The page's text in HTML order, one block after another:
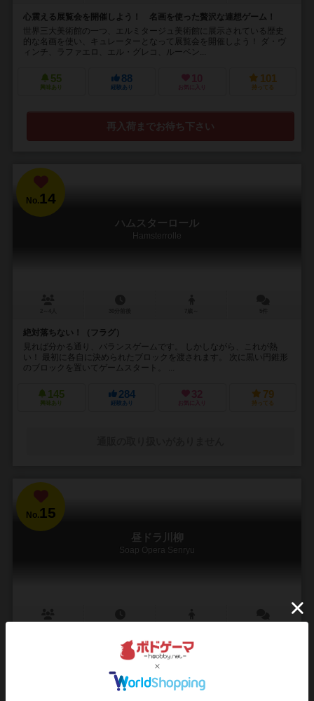
心震える展覧会を開催しよう！ 名画を使った贅沢な連想ゲーム！
世界三大美術館の一つ、エルミタージュ美術館に展示されている歴史
的な名画を使い、キュレーターとなって展覧会を開催しよう！ ダ・ヴ
ィンチ、ラファエロ、エル・グレコ、ルーベン...
55
興味あり
88
経験あり
10
お気に入り
101
持ってる
再入荷までお待ち下さい
No.14
ハムスターロール
Hamsterrolle
絶対落ちない！（フラグ）
見れば分かる通り、バランスゲームです。 しかしながら、これが熱
い！ 最初に各自に決められたブロックを渡されます。 次に黒い円錐形
のブロックを置いてゲームスタート。 ...
145
興味あり
284
経験あり
32
お気に入り
79
持ってる
No.15
昼ドラ川柳
Soap Opera Senryu
～愛憎渦巻く“昼ドラ”の世界を、川柳にして遊びませんか？～
愛憎渦巻く“昼ドラ”の世界を、川柳にして遊びませんか？ ルールは簡
単♪ 手持ちの句カードを組み合わせて、もっとも”昼ドラ”っぽい川柳を
作った人が勝ち！ 川柳のシチュエー...